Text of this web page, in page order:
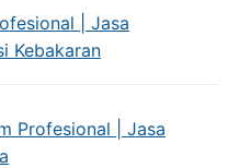
| Jasa
Kebakaran
Profesional | Jasa